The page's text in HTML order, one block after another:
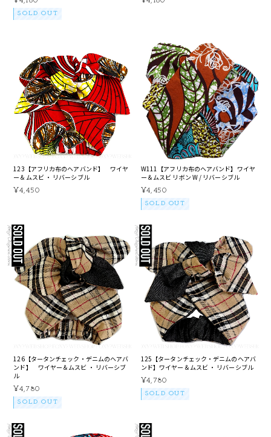
SOLD OUT
123【アフリカ布のヘアバンド】 ワイヤ
ー＆ムスビ ・ リバーシブル
¥4,450
W111【アフリカ布のヘアバンド】ワイヤ
ー＆ムスビ リボン W / リバーシブル
¥4,450
SOLD OUT
126【タータンチェック・デニムのヘアバ
ンド】 ワイヤー＆ムスビ ・ リバーシブ
ル
¥4,780
SOLD OUT
125【タータンチェック・デニムのヘアバ
ンド】ワイヤー＆ムスビ ・ リバーシブル
¥4,780
SOLD OUT